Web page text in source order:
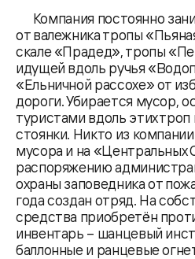
Компания постоянно
от валежника тропы
скале «Прадед», тропы
идущей вдоль ручья
«Ельничной рассохе» от
дороги. Убирается мусор,
туристами вдоль этих троп
стоянки. Никто из
мусора и на «Центральных
распоряжению
охраны заповедника от
года создан отряд. На
средства приобретён
инвентарь – шанцевый
баллонные и ранцевые